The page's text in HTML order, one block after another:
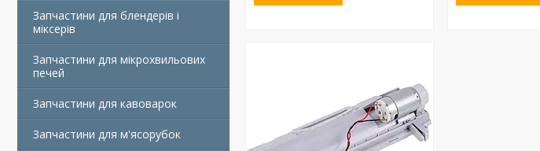
Запчастини для блендерів і
міксерів
Запчастини для мікрохвильових
печей
Запчастини для кавоварок
Запчастини для м'ясорубок